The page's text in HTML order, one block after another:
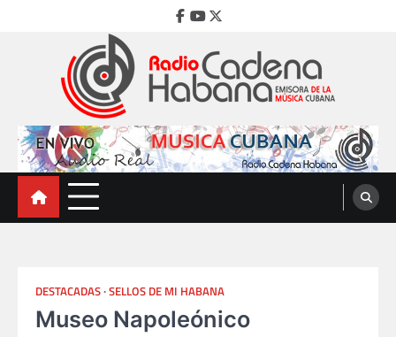
Facebook
Youtube
Twitter
Radio Cadena Habana
Emisora de la Música Cubana
DESTACADAS SELLOS DE MI HABANA
Museo Napoleónico